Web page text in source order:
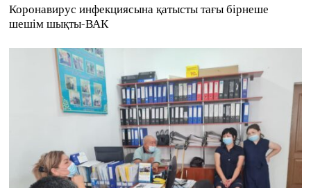
Коронавирус инфекциясына қатысты тағы бірнеше
шешім шықты-ВАК